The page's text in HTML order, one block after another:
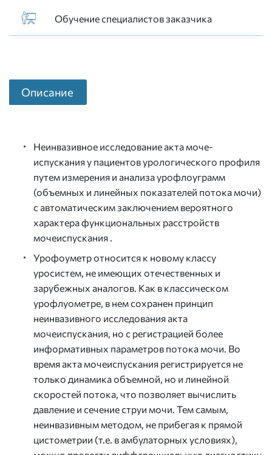
Обучение специалистов заказчика
Описание
Неинвазивное исследование акта моче-
испускания у пациентов урологического профиля
путем измерения и анализа урофлоуграмм
(объемных и линейных показателей потока мочи)
с автоматическим заключением вероятного
характера функциональных расстройств
мочеиспускания .
Урофоуметр относится к новому классу
уросистем, не имеющих отечественных и
зарубежных аналогов. Как в классическом
урофлуометре, в нем сохранен принцип
неинвазивного исследования акта
мочеиспускания, но с регистрацией более
информативных параметров потока мочи. Во
время акта мочеиспускания регистрируется не
только динамика объемной, но и линейной
скоростей потока, что позволяет вычислить
давление и сечение струи мочи. Тем самым,
неинвазивным методом, не прибегая к прямой
цистометрии (т.е. в амбулаторных условиях),